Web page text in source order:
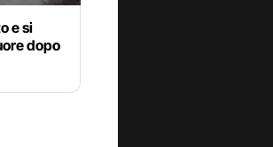
e si
dopo